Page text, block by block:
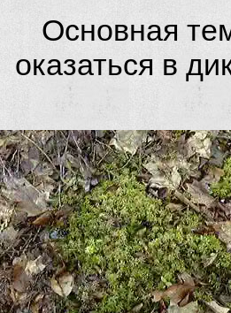
Основная
оказаться в